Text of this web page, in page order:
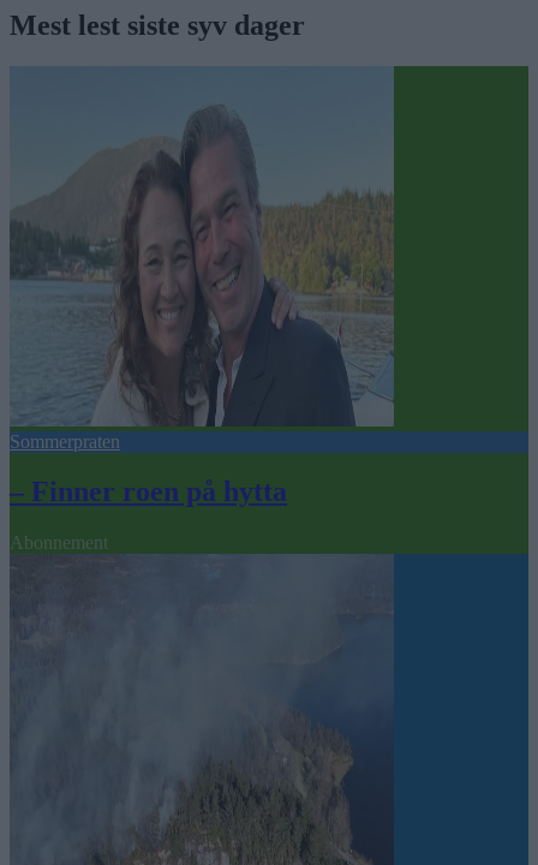
Mest lest siste syv dager
Sommerpraten
– Finner roen på hytta
Abonnement